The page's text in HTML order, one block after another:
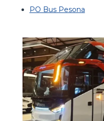
PO Bus Pesona